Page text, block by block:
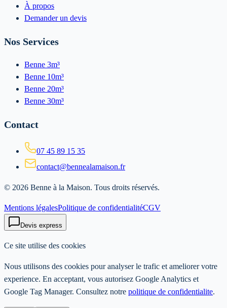
À propos
Demander un devis
Nos Services
Benne 3m³
Benne 10m³
Benne 20m³
Benne 30m³
Contact
07 45 89 15 35
contact@bennealamaison.fr
© 2026 Benne à la Maison. Tous droits réservés.
Mentions légalesPolitique de confidentialitéCGV
Devis express
Ce site utilise des cookies
Nous utilisons des cookies pour analyser le trafic et ameliorer votre
experience. En acceptant, vous autorisez Google Analytics et
Google Tag Manager. Consultez notre politique de confidentialite.